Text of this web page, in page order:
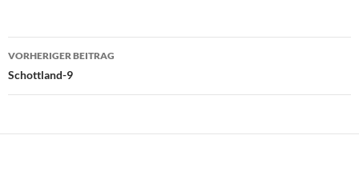
Beitragsnavigation
VORHERIGER BEITRAG
Schottland-9